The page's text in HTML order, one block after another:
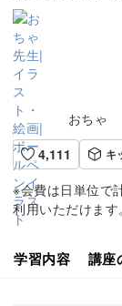
おちゃ
4,111
キ
※会費は日単位で
利用いただけます。
学習内容 講座